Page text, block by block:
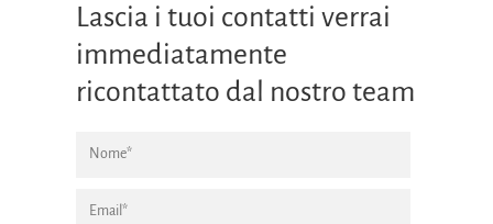
Lascia i tuoi contatti verrai
immediatamente
ricontattato dal nostro team